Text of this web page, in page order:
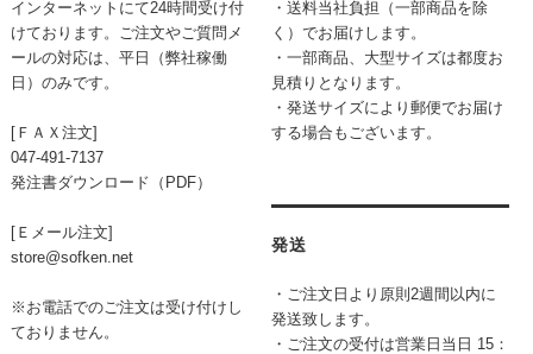
インターネットにて24時間受け付
けております。ご注文やご質問メ
ールの対応は、平日（弊社稼働
日）のみです。
[ＦＡＸ注文]
047-491-7137
発注書ダウンロード（PDF）
[Ｅメール注文]
store@sofken.net
※お電話でのご注文は受け付けし
ておりません。
・送料当社負担（一部商品を除
く）でお届けします。
・一部商品、大型サイズは都度お
見積りとなります。
・発送サイズにより郵便でお届け
する場合もございます。
発送
・ご注文日より原則2週間以内に
発送致します。
・ご注文の受付は営業日当日 15：